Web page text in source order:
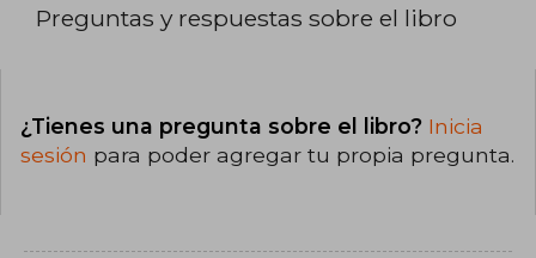
Preguntas y respuestas sobre el libro
¿Tienes una pregunta sobre el libro? Inicia
sesión para poder agregar tu propia pregunta.